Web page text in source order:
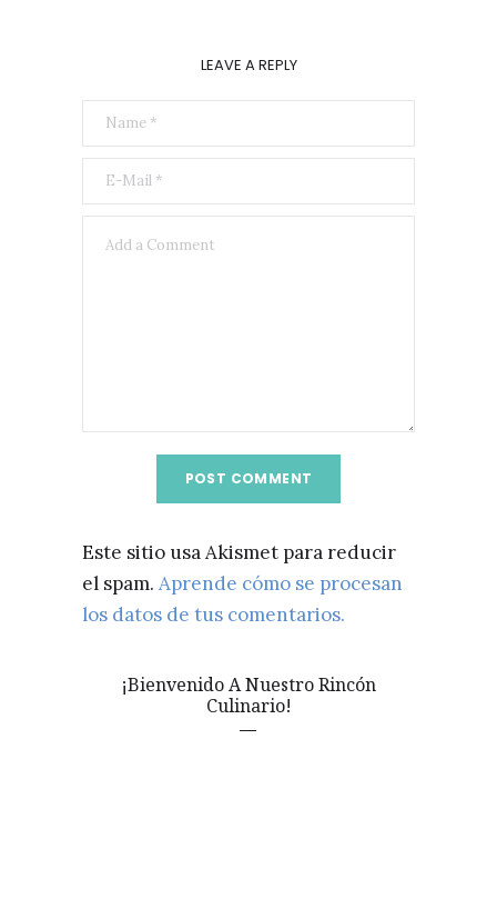
LEAVE A REPLY
Este sitio usa Akismet para reducir
el spam. Aprende cómo se procesan
los datos de tus comentarios.
¡Bienvenido A Nuestro Rincón
Culinario!